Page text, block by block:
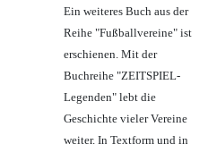
Ein weiteres Buch aus der
Reihe "Fußballvereine" ist
erschienen. Mit der
Buchreihe "ZEITSPIEL-
Legenden" lebt die
Geschichte vieler Vereine
weiter. In Textform und in